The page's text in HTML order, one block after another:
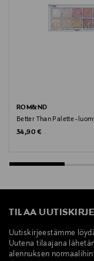
CI 77492, CI 77891,
NBI Nordic Beauty
Valmistajan osoite
Avainsanat
kulmakarvageeli,
ROM&ND
Better Than Palette -
Original Price
34,90 €
TILAA UUTISKIRJE
Uutiskirjeestämme
Uutena tilaajana
alennuksen